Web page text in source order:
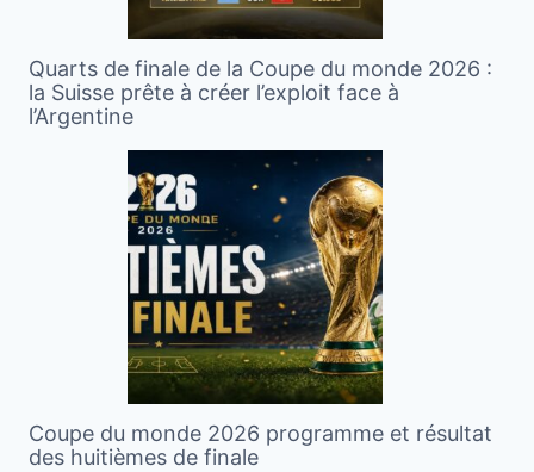
Quarts de finale de la Coupe du monde 2026 :
la Suisse prête à créer l’exploit face à
l’Argentine
Coupe du monde 2026 programme et résultat
des huitièmes de finale